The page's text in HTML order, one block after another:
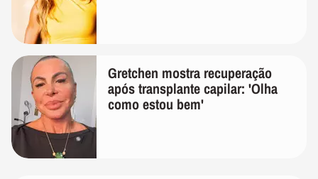
Gretchen mostra recuperação
após transplante capilar: 'Olha
como estou bem'